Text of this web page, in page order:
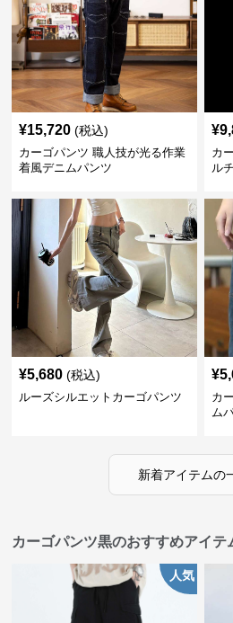
¥15,720 (税込)
カーゴパンツ 職人技が光る作業
着風デニムパンツ
¥
カ
ル
¥5,680 (税込)
ルーズシルエットカーゴパンツ
¥
カ
ム
新着アイテムの
カーゴパンツ黒のおすすめアイテ
人気